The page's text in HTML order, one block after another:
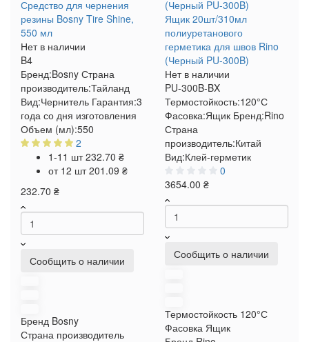
Средство для чернения
резины Bosny Tire Shine,
550 мл
Нет в наличии
B4
Бренд:Bosny Страна
производитель:Тайланд
Вид:Чернитель Гарантия:3
года со дня изготовления
Объем (мл):550
2
1-11 шт232.70 ₴
от 12 шт201.09 ₴
232.70 ₴
Сообщить о наличии
Бренд Bosny
Страна производитель
Ящик 20шт/310мл
полиуретанового
герметика для швов Rino
(Черный PU-300B)
Нет в наличии
PU-300B-BX
Термостойкость:120°С
Фасовка:Ящик Бренд:Rino
Страна
производитель:Китай
Вид:Клей-герметик
0
3654.00 ₴
Сообщить о наличии
Термостойкость 120°С
Фасовка Ящик